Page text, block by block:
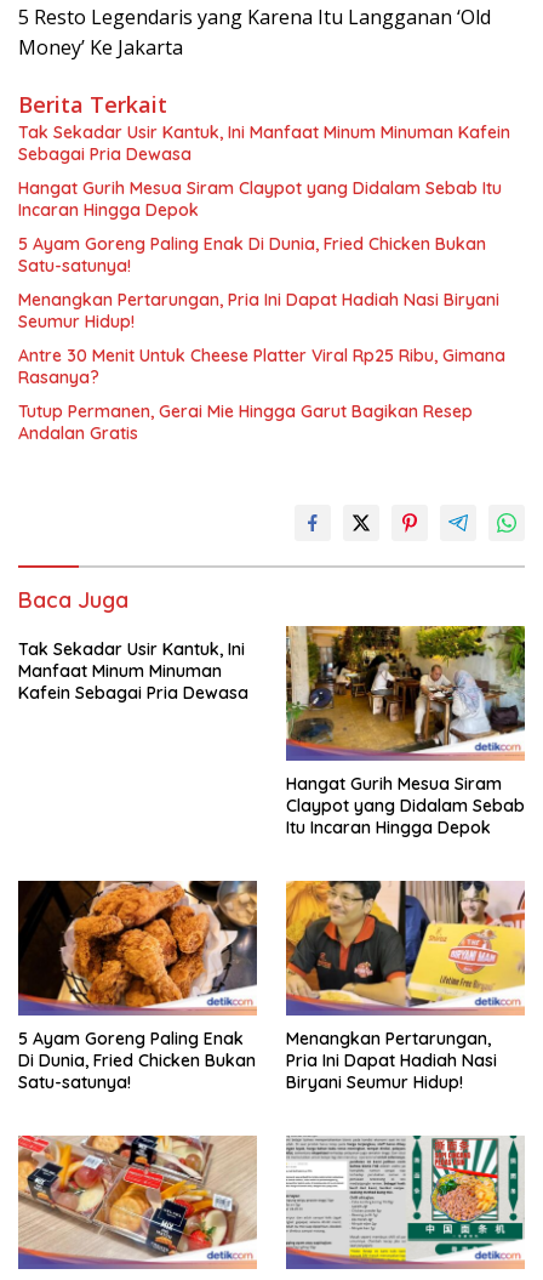
5 Resto Legendaris yang Karena Itu Langganan ‘Old
Money’ Ke Jakarta
Berita Terkait
Tak Sekadar Usir Kantuk, Ini Manfaat Minum Minuman Kafein
Sebagai Pria Dewasa
Hangat Gurih Mesua Siram Claypot yang Didalam Sebab Itu
Incaran Hingga Depok
5 Ayam Goreng Paling Enak Di Dunia, Fried Chicken Bukan
Satu-satunya!
Menangkan Pertarungan, Pria Ini Dapat Hadiah Nasi Biryani
Seumur Hidup!
Antre 30 Menit Untuk Cheese Platter Viral Rp25 Ribu, Gimana
Rasanya?
Tutup Permanen, Gerai Mie Hingga Garut Bagikan Resep
Andalan Gratis
Baca Juga
Tak Sekadar Usir Kantuk, Ini
Manfaat Minum Minuman
Kafein Sebagai Pria Dewasa
Hangat Gurih Mesua Siram
Claypot yang Didalam Sebab
Itu Incaran Hingga Depok
5 Ayam Goreng Paling Enak
Di Dunia, Fried Chicken Bukan
Satu-satunya!
Menangkan Pertarungan,
Pria Ini Dapat Hadiah Nasi
Biryani Seumur Hidup!